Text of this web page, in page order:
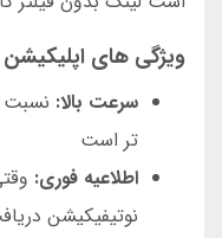
ویژگی های اپلیکیشن
سرعت بالا:
تر است
اطلاعیه فوری:
نوتیفیکیشن